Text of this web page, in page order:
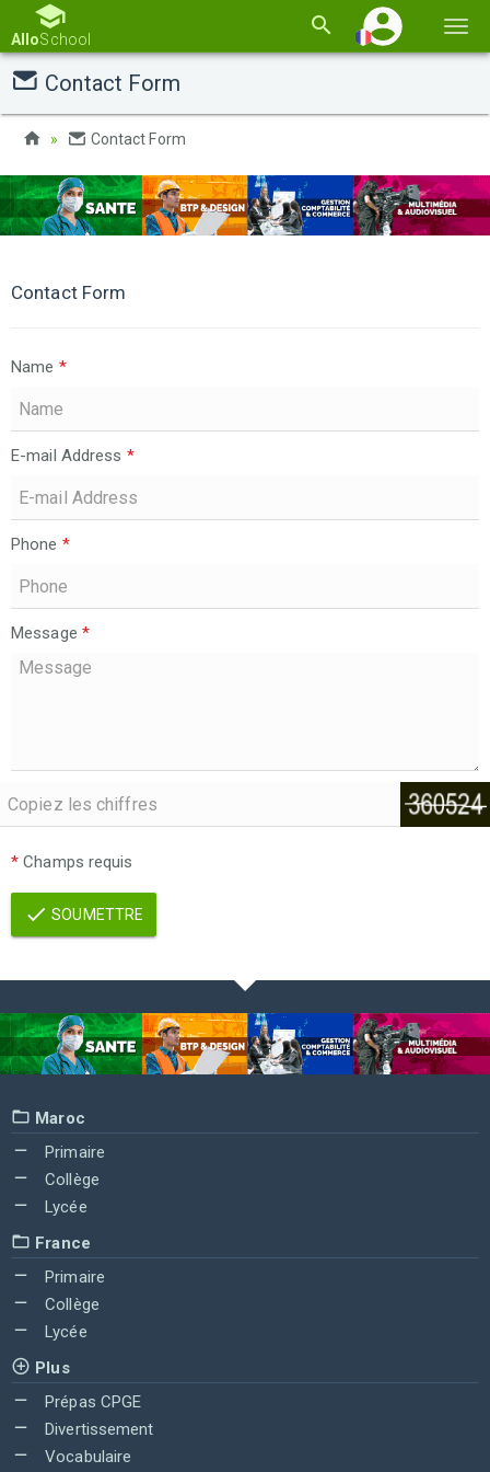
la
AlloSchool
Contact Form
Contact Form
Contact Form
Name *
E-mail Address *
Phone *
Message *
* Champs requis
SOUMETTRE
Maroc
Primaire
Collège
Lycée
France
Primaire
Collège
Lycée
Plus
Prépas CPGE
Divertissement
Vocabulaire